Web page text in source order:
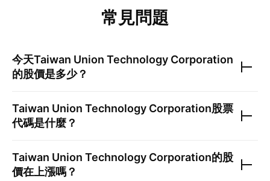
常見問題
今天Taiwan Union Technology Corporation
的股價是多少？
Taiwan Union Technology Corporation股票
代碼是什麼？
Taiwan Union Technology Corporation的股
價在上漲嗎？